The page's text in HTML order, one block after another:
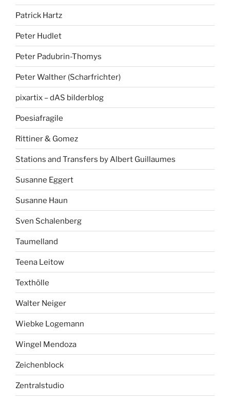
Patrick Hartz
Peter Hudlet
Peter Padubrin-Thomys
Peter Walther (Scharfrichter)
pixartix – dAS bilderblog
Poesiafragile
Rittiner & Gomez
Stations and Transfers by Albert Guillaumes
Susanne Eggert
Susanne Haun
Sven Schalenberg
Taumelland
Teena Leitow
Texthölle
Walter Neiger
Wiebke Logemann
Wingel Mendoza
Zeichenblock
Zentralstudio